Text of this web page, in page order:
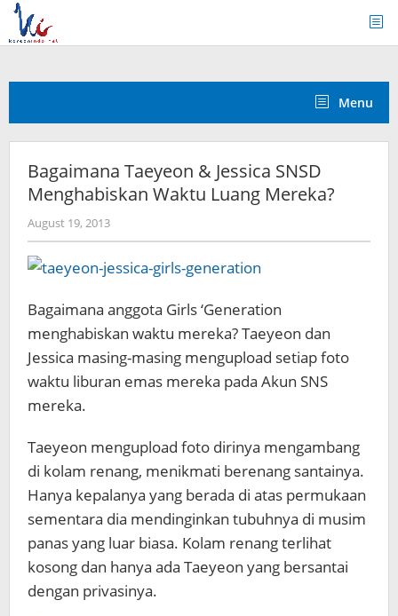
Skip
content
Menu
Bagaimana Taeyeon & Jessica SNSD
Menghabiskan Waktu Luang Mereka?
August 19, 2013by
Koreanindo
Bagaimana anggota Girls ‘Generation
menghabiskan waktu mereka? Taeyeon dan
Jessica masing-masing mengupload setiap foto
waktu liburan emas mereka pada Akun SNS
mereka.
Taeyeon mengupload foto dirinya mengambang
di kolam renang, menikmati berenang santainya.
Hanya kepalanya yang berada di atas permukaan
sementara dia mendinginkan tubuhnya di musim
panas yang luar biasa. Kolam renang terlihat
kosong dan hanya ada Taeyeon yang bersantai
dengan privasinya.